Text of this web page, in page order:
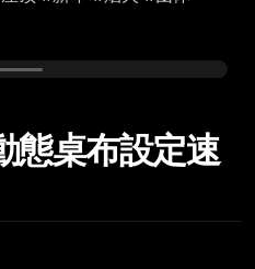
January 08
態桌布設定速